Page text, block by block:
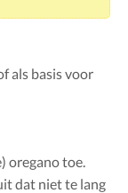
als basis voor
oregano toe.
dat niet te lang